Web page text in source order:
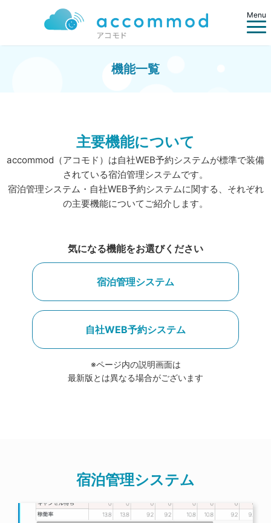
Menu
機能一覧
主要機能について
accommod（アコモド）は自社WEB予約システムが標準で装備
されている宿泊管理システムです。
宿泊管理システム・自社WEB予約システムに関する、それぞれ
の主要機能についてご紹介します。
気になる機能をお選びください
宿泊管理システム
自社WEB予約システム
※ページ内の説明画面は
最新版とは異なる場合がございます
宿泊管理システム